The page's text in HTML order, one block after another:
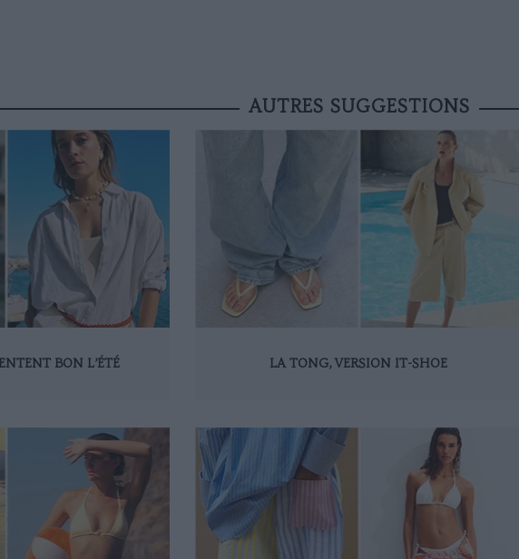
AUTRES SUGGESTIONS
BON L’ÉTÉ LA TONG, VERSION IT-SHOE